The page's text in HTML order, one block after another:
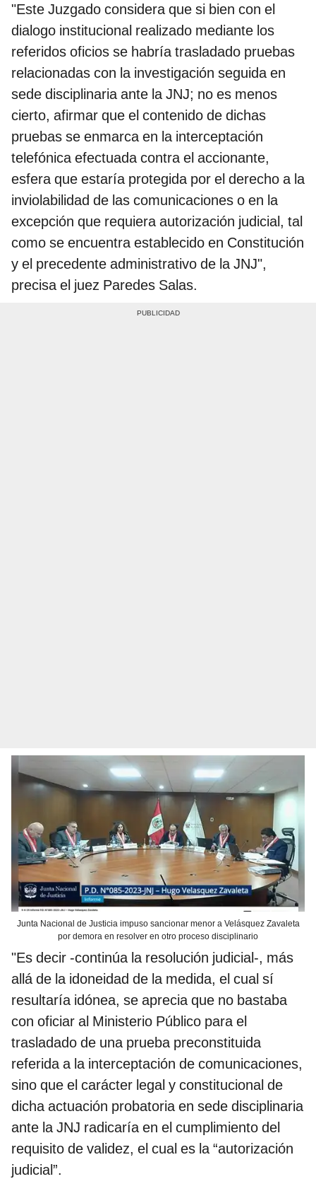
"Este Juzgado considera que si bien con el
dialogo institucional realizado mediante los
referidos oficios se habría trasladado pruebas
relacionadas con la investigación seguida en
sede disciplinaria ante la JNJ; no es menos
cierto, afirmar que el contenido de dichas
pruebas se enmarca en la interceptación
telefónica efectuada contra el accionante,
esfera que estaría protegida por el derecho a la
inviolabilidad de las comunicaciones o en la
excepción que requiera autorización judicial, tal
como se encuentra establecido en Constitución
y el precedente administrativo de la JNJ",
precisa el juez Paredes Salas.
Junta Nacional de Justicia impuso sancionar menor a Velásquez Zavaleta
por demora en resolver en otro proceso disciplinario
"Es decir -continúa la resolución judicial-, más
allá de la idoneidad de la medida, el cual sí
resultaría idónea, se aprecia que no bastaba
con oficiar al Ministerio Público para el
trasladado de una prueba preconstituida
referida a la interceptación de comunicaciones,
sino que el carácter legal y constitucional de
dicha actuación probatoria en sede disciplinaria
ante la JNJ radicaría en el cumplimiento del
requisito de validez, el cual es la “autorización
judicial”.